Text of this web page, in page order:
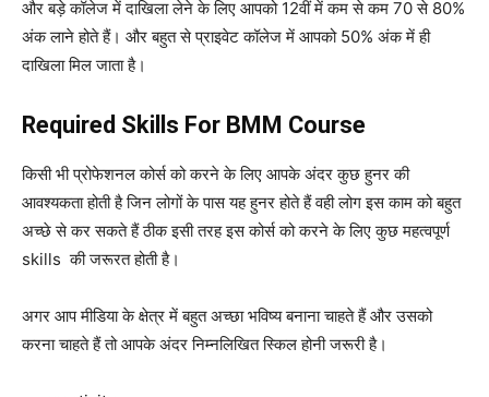
और बड़े कॉलेज में दाखिला लेने के लिए आपको 12वीं में कम से कम 70 से 80%
अंक लाने होते हैं। और बहुत से प्राइवेट कॉलेज में आपको 50% अंक में ही
दाखिला मिल जाता है।
Required Skills For BMM Course
किसी भी प्रोफेशनल कोर्स को करने के लिए आपके अंदर कुछ हुनर की
आवश्यकता होती है जिन लोगों के पास यह हुनर होते हैं वही लोग इस काम को बहुत
अच्छे से कर सकते हैं ठीक इसी तरह इस कोर्स को करने के लिए कुछ महत्वपूर्ण
skills की जरूरत होती है।
अगर आप मीडिया के क्षेत्र में बहुत अच्छा भविष्य बनाना चाहते हैं और उसको
करना चाहते हैं तो आपके अंदर निम्नलिखित स्किल होनी जरूरी है।